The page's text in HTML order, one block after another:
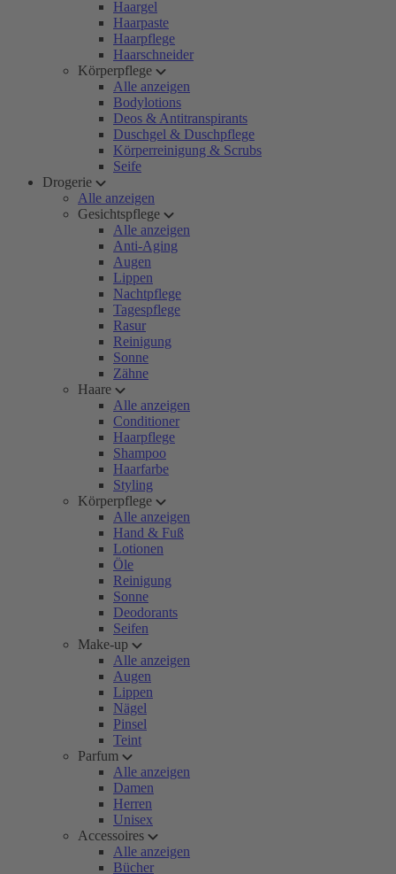
Haargel
Haarpaste
Haarpflege
Haarschneider
Körperpflege
Alle anzeigen
Bodylotions
Deos & Antitranspirants
Duschgel & Duschpflege
Körperreinigung & Scrubs
Seife
Drogerie
Alle anzeigen
Gesichtspflege
Alle anzeigen
Anti-Aging
Augen
Lippen
Nachtpflege
Tagespflege
Rasur
Reinigung
Sonne
Zähne
Haare
Alle anzeigen
Conditioner
Haarpflege
Shampoo
Haarfarbe
Styling
Körperpflege
Alle anzeigen
Hand & Fuß
Lotionen
Öle
Reinigung
Sonne
Deodorants
Seifen
Make-up
Alle anzeigen
Augen
Lippen
Nägel
Pinsel
Teint
Parfum
Alle anzeigen
Damen
Herren
Unisex
Accessoires
Alle anzeigen
Bücher